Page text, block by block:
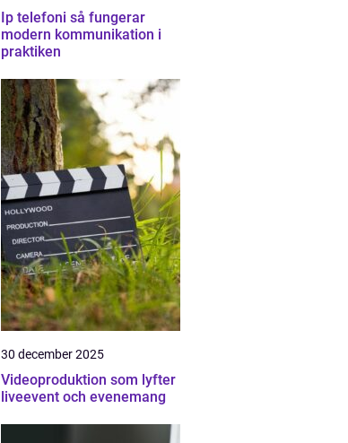
Ip telefoni så fungerar
modern kommunikation i
praktiken
30 december 2025
Videoproduktion som lyfter
liveevent och evenemang